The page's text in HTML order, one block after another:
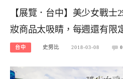
【展覽．台中】美少女戰士
妝商品太吸睛，每週還有限
台中 史努比 2018-03-08 0